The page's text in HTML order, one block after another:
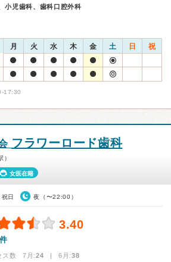
小児歯科、歯科口腔外科
月 火 水 木 金 土 日 祝
17:30
フラワーロード歯科
）
女医在籍
日 夜（〜22:00）
3.40
ス数 7月:24 | 6月:38